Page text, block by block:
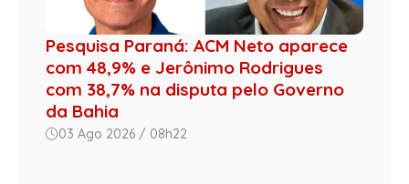
Pesquisa Paraná: ACM Neto aparece
com 48,9% e Jerônimo Rodrigues
com 38,7% na disputa pelo Governo
da Bahia
03 Ago 2026 / 08h22